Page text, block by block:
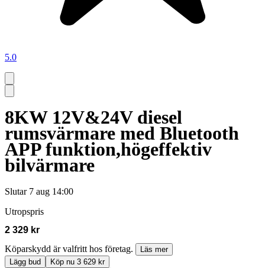
5.0
8KW 12V&24V diesel
rumsvärmare med Bluetooth
APP funktion,högeffektiv
bilvärmare
Slutar 7 aug 14:00
Utropspris
2 329 kr
Köparskydd är valfritt hos företag.
Läs mer
Lägg bud
Köp nu 3 629 kr